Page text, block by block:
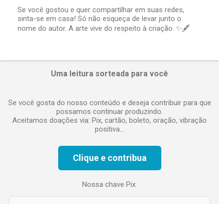
c
o
m
Se você gostou e quer compartilhar em suas redes,
sinta-se em casa! Só não esqueça de levar junto o
nome do autor. A arte vive do respeito à criação. ✨🖋️
Uma leitura sorteada para você
Se você gosta do nosso conteúdo e deseja contribuir para que
possamos continuar produzindo.
Aceitamos doações via: Pix, cartão, boleto, oração, vibração
positiva...
Clique e contribua
Nossa chave Pix: